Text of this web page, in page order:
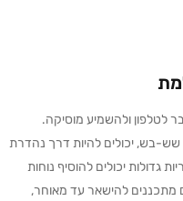
לטלפון ולהשמיע מוסיקה.
בש, יכולים להיות דרך נהדרת
גדולות יכולים להוסיף נוחות
מתכננים להישאר עד מאוחר,